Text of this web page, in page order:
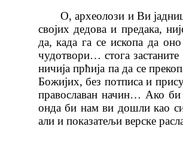
О, археолози и Ви
својих дедова и предака,
да, када га се ископа да
чудотвори… стога
ничија прћија па да се
Божијих, без потписа и
православан начин… Ако
онда би нам ви дошли као
али и показатељи верске